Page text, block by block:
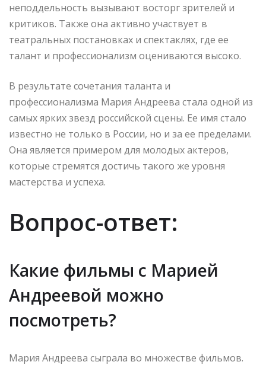
неподдельность вызывают восторг зрителей и
критиков. Также она активно участвует в
театральных постановках и спектаклях, где ее
талант и профессионализм оцениваются высоко.
В результате сочетания таланта и
профессионализма Мария Андреева стала одной из
самых ярких звезд российской сцены. Ее имя стало
известно не только в России, но и за ее пределами.
Она является примером для молодых актеров,
которые стремятся достичь такого же уровня
мастерства и успеха.
Вопрос-ответ:
Какие фильмы с Марией
Андреевой можно
посмотреть?
Мария Андреева сыграла во множестве фильмов.